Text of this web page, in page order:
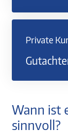
Private
Wann ist
sinnvoll?